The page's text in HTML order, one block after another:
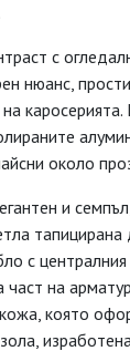
с
нюанс,
около
и
с
част на
която